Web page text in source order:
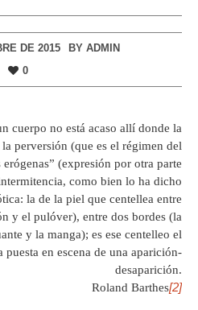
DE 2015 BY ADMIN
0
cuerpo no está acaso allí donde la
perversión (que es el régimen del
(expresión por otra parte
como bien lo ha dicho
la de la piel que centellea entre
y el pulóver), entre dos bordes (la
y la manga); es ese centelleo el
puesta en escena de una aparición-
desaparición.
Roland Barthes[2]